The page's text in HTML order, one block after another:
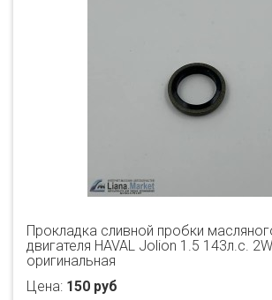
Прокладка сливной пробки
двигателя HAVAL Jolion 1.5 143л.с.
оригинальная
Цена: 150 руб